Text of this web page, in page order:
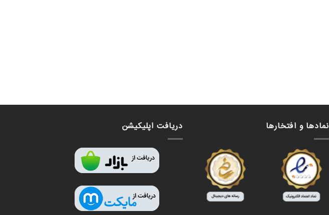
نمادها و افتخارها دریافت اپلیکیشن